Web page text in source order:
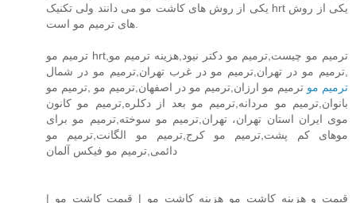
یکی از روش های کاشت مو می دانند ولی تکنیک hrt یکی از روش
ترمیم مو hrt,ترمیم مو چیست,ترمیم مو دکتر نیود,هزینه ترمیم مو
,ترمیم مو در تهران,ترمیم مو در غرب تهران,ترمیم مو در شمال
ترمیم مو ترمیم مو ارزان,ترمیم مو در اصفهان,ترمیم مو ,ترمیم مو
بانوان,ترمیم مو مردانه,ترمیم مو بعد از دکلره,ترمیم مو کانون
موی ایران استان تهران، تهران,ترمیم مو سوخته,ترمیم مو برای
موهای کم پشت,ترمیم مو کرج,ترمیم مو الگانت,ترمیم مو
دائمی,ترمیم مو فیکس آلمان
قیمت و هزینه کاشت مو هزینه کاشت مو | قیمت کاشت مو |